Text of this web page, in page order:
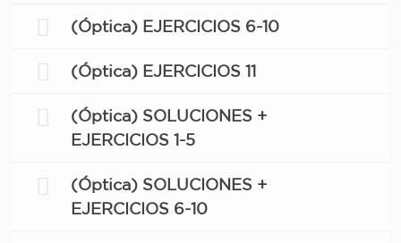
(Óptica) EJERCICIOS 6-10
(Óptica) EJERCICIOS 11
(Óptica) SOLUCIONES +
EJERCICIOS 1-5
(Óptica) SOLUCIONES +
EJERCICIOS 6-10